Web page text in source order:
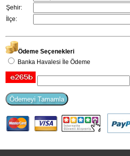
Şehir:
İlçe:
Ödeme Seçenekleri
Banka Havalesi İle Ödeme